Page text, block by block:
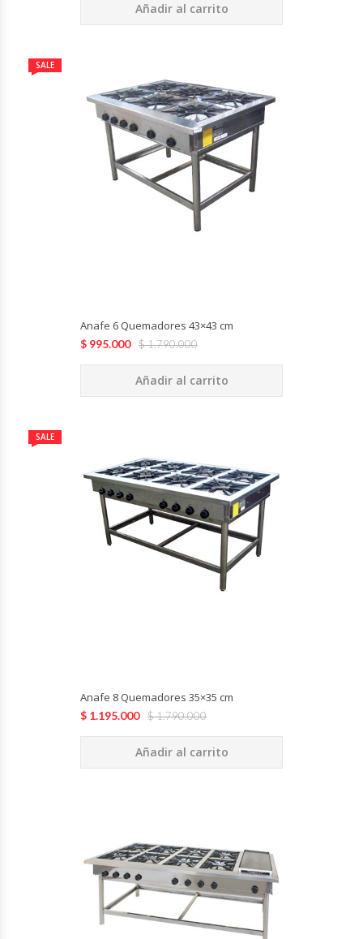
Sushi Case
Tostadoras De Pan
Añadir al carrito
SALE
Anafe 6 Quemadores 43×43 cm
$1.790.000
$ 995.000
Añadir al carrito
SALE
Anafe 8 Quemadores 35×35 cm
$1.790.000
$ 1.195.000
Añadir al carrito